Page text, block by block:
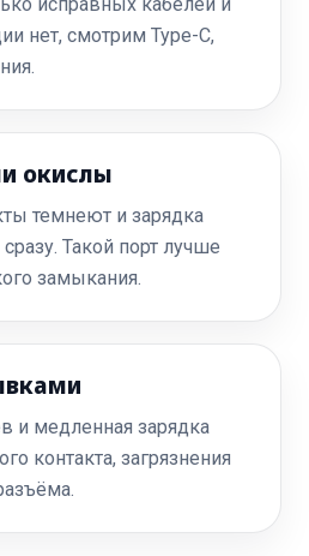
нет, смотрим Type-C,
окислы
темнеют и зарядка
Такой порт лучше
замыкания.
и медленная зарядка
контакта, загрязнения